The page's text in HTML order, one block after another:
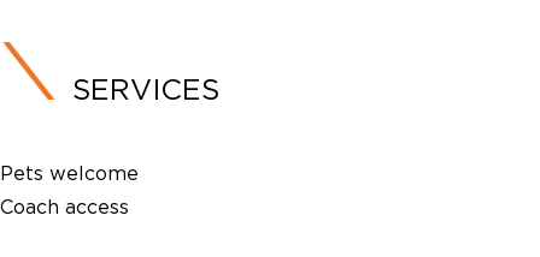
SERVICES
Pets welcome
Coach access